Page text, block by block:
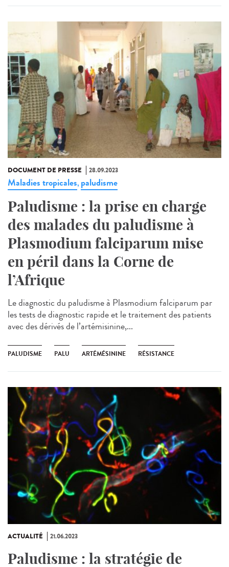
DOCUMENT DE PRESSE 28.09.2023
Maladies tropicales, paludisme
Paludisme : la prise en charge
des malades du paludisme à
Plasmodium falciparum mise
en péril dans la Corne de
l’Afrique
Le diagnostic du paludisme à Plasmodium falciparum par
les tests de diagnostic rapide et le traitement des patients
avec des dérivés de l’artémisinine,...
PALUDISME PALU ARTÉMÉSININE RÉSISTANCE
ACTUALITÉ 21.06.2023
Paludisme : la stratégie de